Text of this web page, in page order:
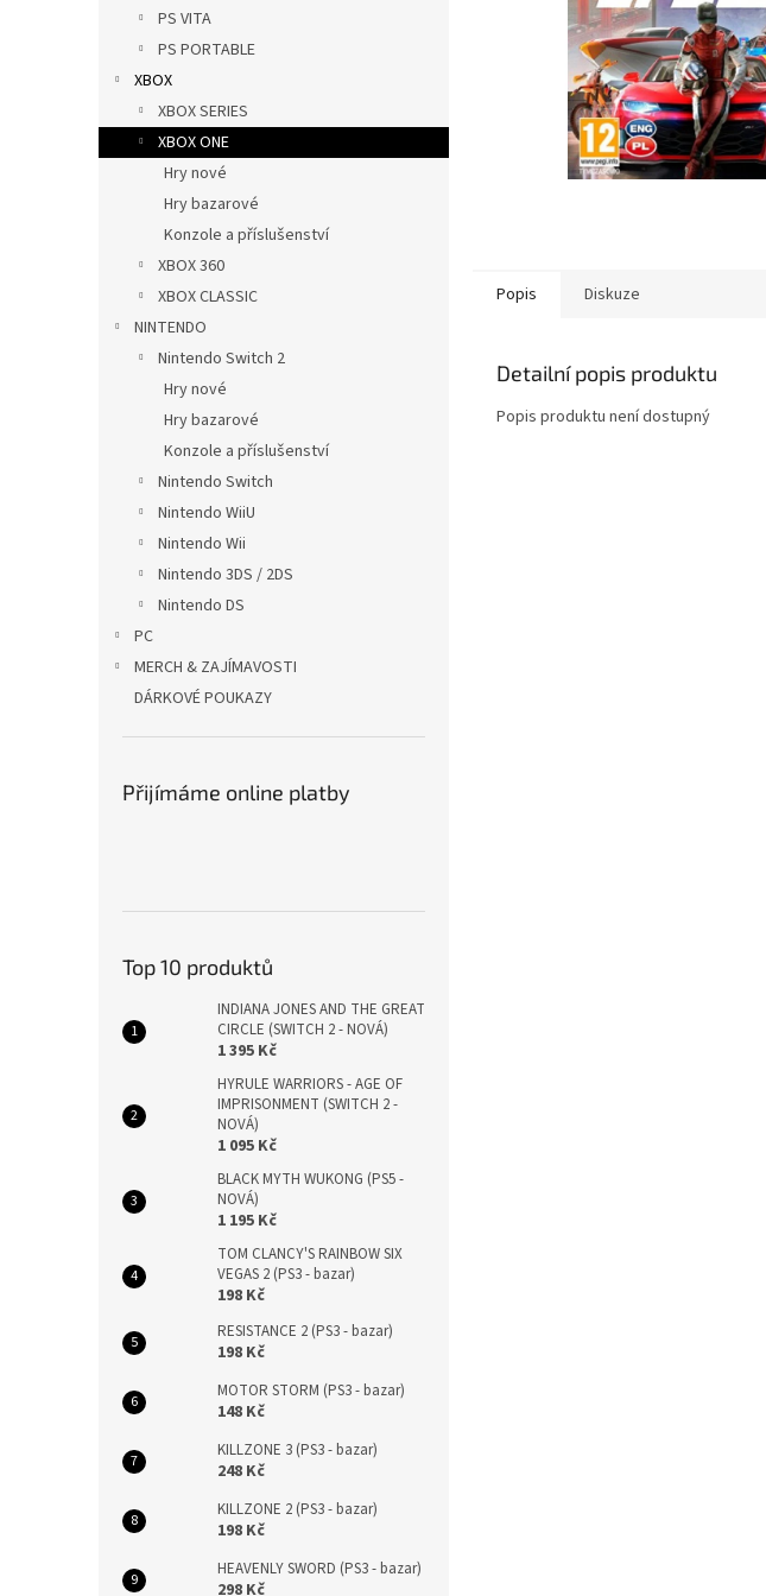
PS VITA
PS PORTABLE
XBOX
XBOX SERIES
XBOX ONE
Hry nové
Hry bazarové
Konzole a příslušenství
XBOX 360
XBOX CLASSIC
NINTENDO
Nintendo Switch 2
Hry nové
Hry bazarové
Konzole a příslušenství
Nintendo Switch
Nintendo WiiU
Nintendo Wii
Nintendo 3DS / 2DS
Nintendo DS
PC
MERCH & ZAJÍMAVOSTI
DÁRKOVÉ POUKAZY
Přijímáme online platby
Top 10 produktů
INDIANA JONES AND THE GREAT
CIRCLE (SWITCH 2 - NOVÁ)
1 395 Kč
HYRULE WARRIORS - AGE OF
IMPRISONMENT (SWITCH 2 -
NOVÁ)
1 095 Kč
BLACK MYTH WUKONG (PS5 -
NOVÁ)
1 195 Kč
TOM CLANCY'S RAINBOW SIX
VEGAS 2 (PS3 - bazar)
198 Kč
RESISTANCE 2 (PS3 - bazar)
198 Kč
MOTOR STORM (PS3 - bazar)
148 Kč
KILLZONE 3 (PS3 - bazar)
248 Kč
KILLZONE 2 (PS3 - bazar)
198 Kč
HEAVENLY SWORD (PS3 - bazar)
298 Kč
Popis Diskuze
Detailní popis produktu
Popis produktu není dostupný